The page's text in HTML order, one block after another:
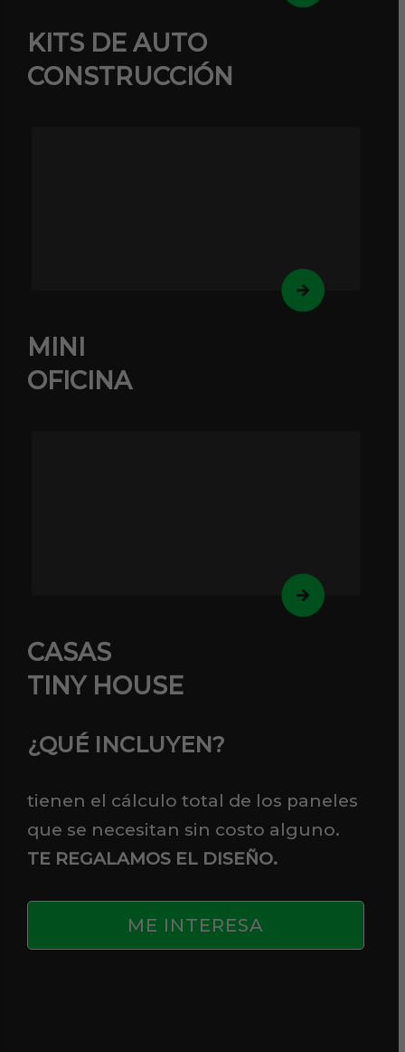
KITS DE AUTO
CONSTRUCCIÓN
MINI
OFICINA
CASAS
TINY HOUSE
¿QUÉ INCLUYEN?
tienen el cálculo total de los paneles
que se necesitan sin costo alguno.
TE REGALAMOS EL DISEÑO.
ME INTERESA